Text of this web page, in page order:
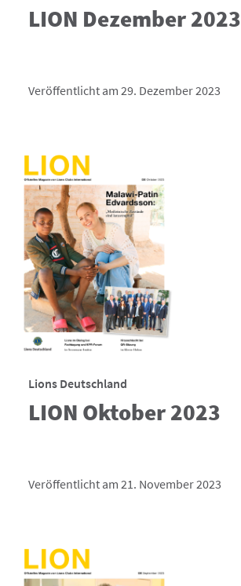
LION Dezember 2023
Veröffentlicht am 29. Dezember 2023
Lions Deutschland
LION Oktober 2023
Veröffentlicht am 21. November 2023